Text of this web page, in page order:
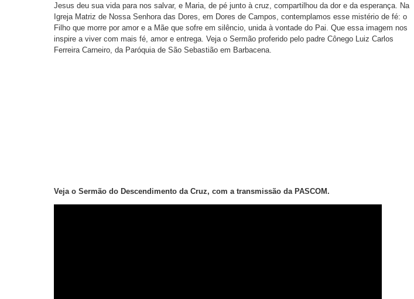
Jesus deu sua vida para nos salvar, e Maria, de pé junto à cruz, compartilhou da dor e da esperança. Na
Igreja Matriz de Nossa Senhora das Dores, em Dores de Campos, contemplamos esse mistério de fé: o
Filho que morre por amor e a Mãe que sofre em silêncio, unida à vontade do Pai. Que essa imagem nos
inspire a viver com mais fé, amor e entrega. Veja o Sermão proferido pelo padre Cônego Luiz Carlos
Ferreira Carneiro, da Paróquia de São Sebastião em Barbacena.
Veja o Sermão do Descendimento da Cruz, com a transmissão da PASCOM.